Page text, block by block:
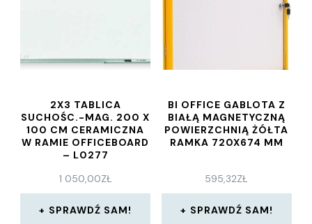
2X3 TABLICA
SUCHOŚC.-MAG. 200 X
100 CM CERAMICZNA
W RAMIE OFFICEBOARD
– L0277
1 050,00ZŁ
SPRAWDŹ SAM!
BI OFFICE GABLOTA Z
BIAŁĄ MAGNETYCZNĄ
POWIERZCHNIĄ ŻÓŁTA
RAMKA 720X674 MM
595,32ZŁ
SPRAWDŹ SAM!